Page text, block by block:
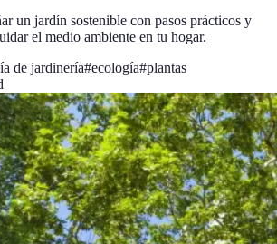
un jardín sostenible con pasos prácticos y
el medio ambiente en tu hogar.
de jardinería#ecología#plantas